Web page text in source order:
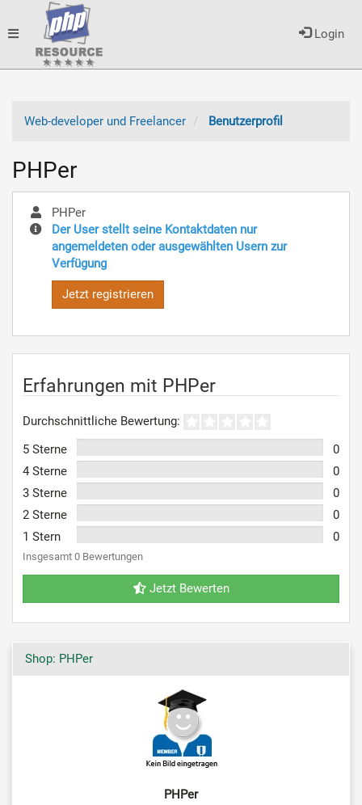
Login
Toggle
Web-developer und Freelancer
Benutzerprofil
PHPer
PHPer
Der User stellt seine Kontaktdaten nur
angemeldeten oder ausgewählten Usern zur
Verfügung
Jetzt registrieren
Erfahrungen mit PHPer
Durchschnittliche Bewertung:
5 Sterne
0
4 Sterne
0
3 Sterne
0
2 Sterne
0
1 Stern
0
Insgesamt 0 Bewertungen
Jetzt Bewerten
Shop: PHPer
PHPer